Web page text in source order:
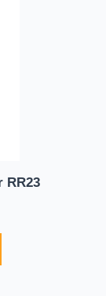
RR23